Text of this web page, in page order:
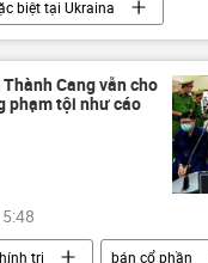
biệt tại Ukraina
Ukraina
phòng Nga
Quân sự
Vladimir Putin
Cang vẫn cho
phạm tội như cáo
trị
bán cổ phần